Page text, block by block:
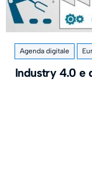
Agenda digitale
Industry 4.0 e